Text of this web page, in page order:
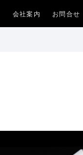
会社案内 お問合せ